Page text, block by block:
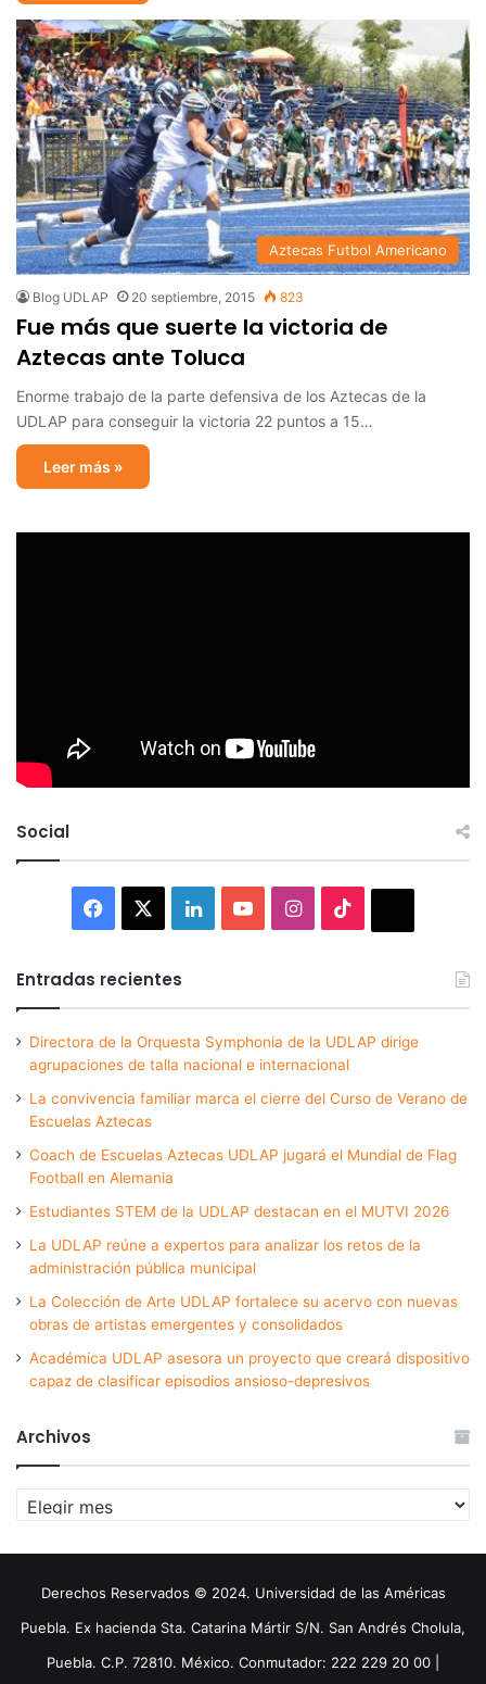
Aztecas Futbol Americano
Blog UDLAP 20 septiembre, 2015 823
Fue más que suerte la victoria de
Aztecas ante Toluca
Enorme trabajo de la parte defensiva de los Aztecas de la
UDLAP para conseguir la victoria 22 puntos a 15…
Leer más »
Social
Facebook LinkedInYouTubeInstagram
Entradas recientes
Directora de la Orquesta Symphonia de la UDLAP dirige
agrupaciones de talla nacional e internacional
La convivencia familiar marca el cierre del Curso de Verano de
Escuelas Aztecas
Coach de Escuelas Aztecas UDLAP jugará el Mundial de Flag
Football en Alemania
Estudiantes STEM de la UDLAP destacan en el MUTVI 2026
La UDLAP reúne a expertos para analizar los retos de la
administración pública municipal
La Colección de Arte UDLAP fortalece su acervo con nuevas
obras de artistas emergentes y consolidados
Académica UDLAP asesora un proyecto que creará dispositivo
capaz de clasificar episodios ansioso-depresivos
Archivos
Archivos
Derechos Reservados © 2024. Universidad de las Américas
Puebla. Ex hacienda Sta. Catarina Mártir S/N. San Andrés Cholula,
Puebla. C.P. 72810. México. Conmutador: 222 229 20 00 |